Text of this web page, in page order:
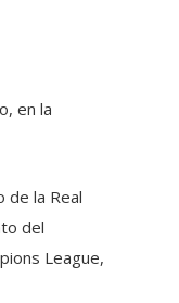
en la
de la Real
del
League,